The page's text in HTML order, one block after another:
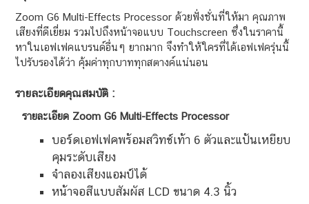
Zoom G6 Multi-Effects Processor ด้วยฟั่งชั่นที่ให้มา คุณภาพ
เสียงที่ดีเยี่ยม รวมไปถึงหน้าจอแบบ Touchscreen ซึ่งในราคานี้
หาในเอฟเฟคแบรนด์อื่นๆ ยากมาก จึงทำให้ใครที่ได้เอฟเฟครุ่นนี้
ไปรับรองได้ว่า คุ้มค่าทุกบาททุกสตางค์แน่นอน
รายละเอียดคุณสมบัติ :
รายละเอียด Zoom G6 Multi-Effects Processor
บอร์ดเอฟเฟคพร้อมสวิทช์เท้า 6 ตัวและแป้นเหยียบ
คุมระดับเสียง
จำลองเสียงแอมป์ได้
หน้าจอสีแบบสัมผัส LCD ขนาด 4.3 นิ้ว